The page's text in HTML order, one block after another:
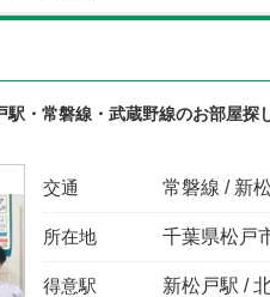
駅・常磐線・武蔵野線のお部屋探
交通 常磐線 / 新
所在地 千葉県松戸
得意駅 新松戸駅 /